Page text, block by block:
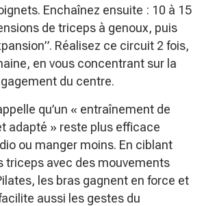
Enchaînez ensuite : 10 à 15
de triceps à genoux, puis
Réalisez ce circuit 2 fois,
en vous concentrant sur la
du centre.
qu’un « entraînement de
adapté » reste plus efficace
ou manger moins. En ciblant
triceps avec des mouvements
les bras gagnent en force et
aussi les gestes du